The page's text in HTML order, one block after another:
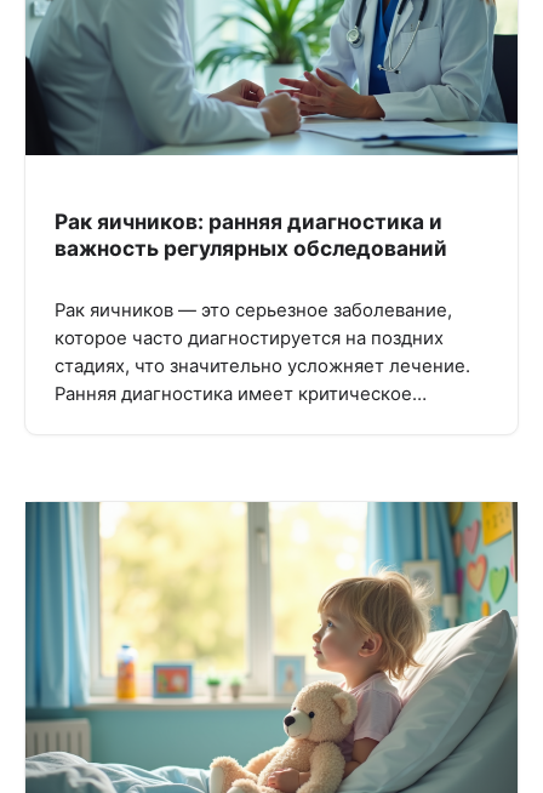
Рак яичников: ранняя диагностика и
важность регулярных обследований
Рак яичников — это серьезное заболевание,
которое часто диагностируется на поздних
стадиях, что значительно усложняет лечение.
Ранняя диагностика имеет критическое…